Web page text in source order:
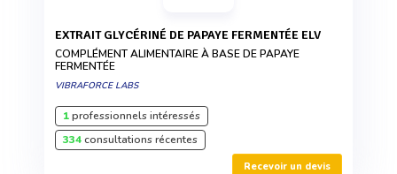
EXTRAIT GLYCÉRINÉ DE PAPAYE FERMENTÉE ELV
COMPLÉMENT ALIMENTAIRE À BASE DE PAPAYE
FERMENTÉE
VIBRAFORCE LABS
1professionnels intéressés
334consultations récentes
Recevoir un devis